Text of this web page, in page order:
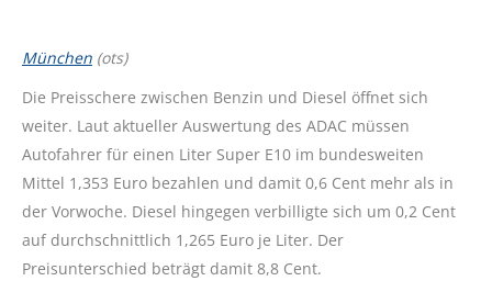
München (ots)
Die Preisschere zwischen Benzin und Diesel öffnet sich
weiter. Laut aktueller Auswertung des ADAC müssen
Autofahrer für einen Liter Super E10 im bundesweiten
Mittel 1,353 Euro bezahlen und damit 0,6 Cent mehr als in
der Vorwoche. Diesel hingegen verbilligte sich um 0,2 Cent
auf durchschnittlich 1,265 Euro je Liter. Der
Preisunterschied beträgt damit 8,8 Cent.